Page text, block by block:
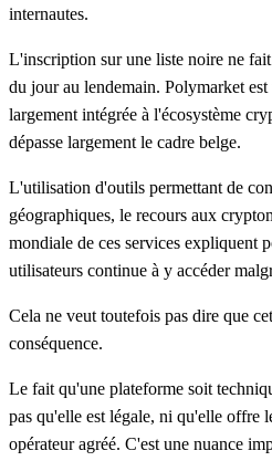
internautes.
L'inscription sur une liste noire ne
du jour au lendemain. Polymarket
largement intégrée à l'écosystème
dépasse largement le cadre belge.
L'utilisation d'outils permettant de
géographiques, le recours aux
mondiale de ces services expliquent
utilisateurs continue à y accéder
Cela ne veut toutefois pas dire que
conséquence.
Le fait qu'une plateforme soit
pas qu'elle est légale, ni qu'elle offre
opérateur agréé. C'est une nuance